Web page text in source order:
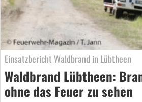
Einsatzbericht Waldbrand in Lübtheen
Waldbrand Lübtheen:
ohne das Feuer zu sehen